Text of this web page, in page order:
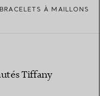
BRACELETS À MAILLONS
Tiffany